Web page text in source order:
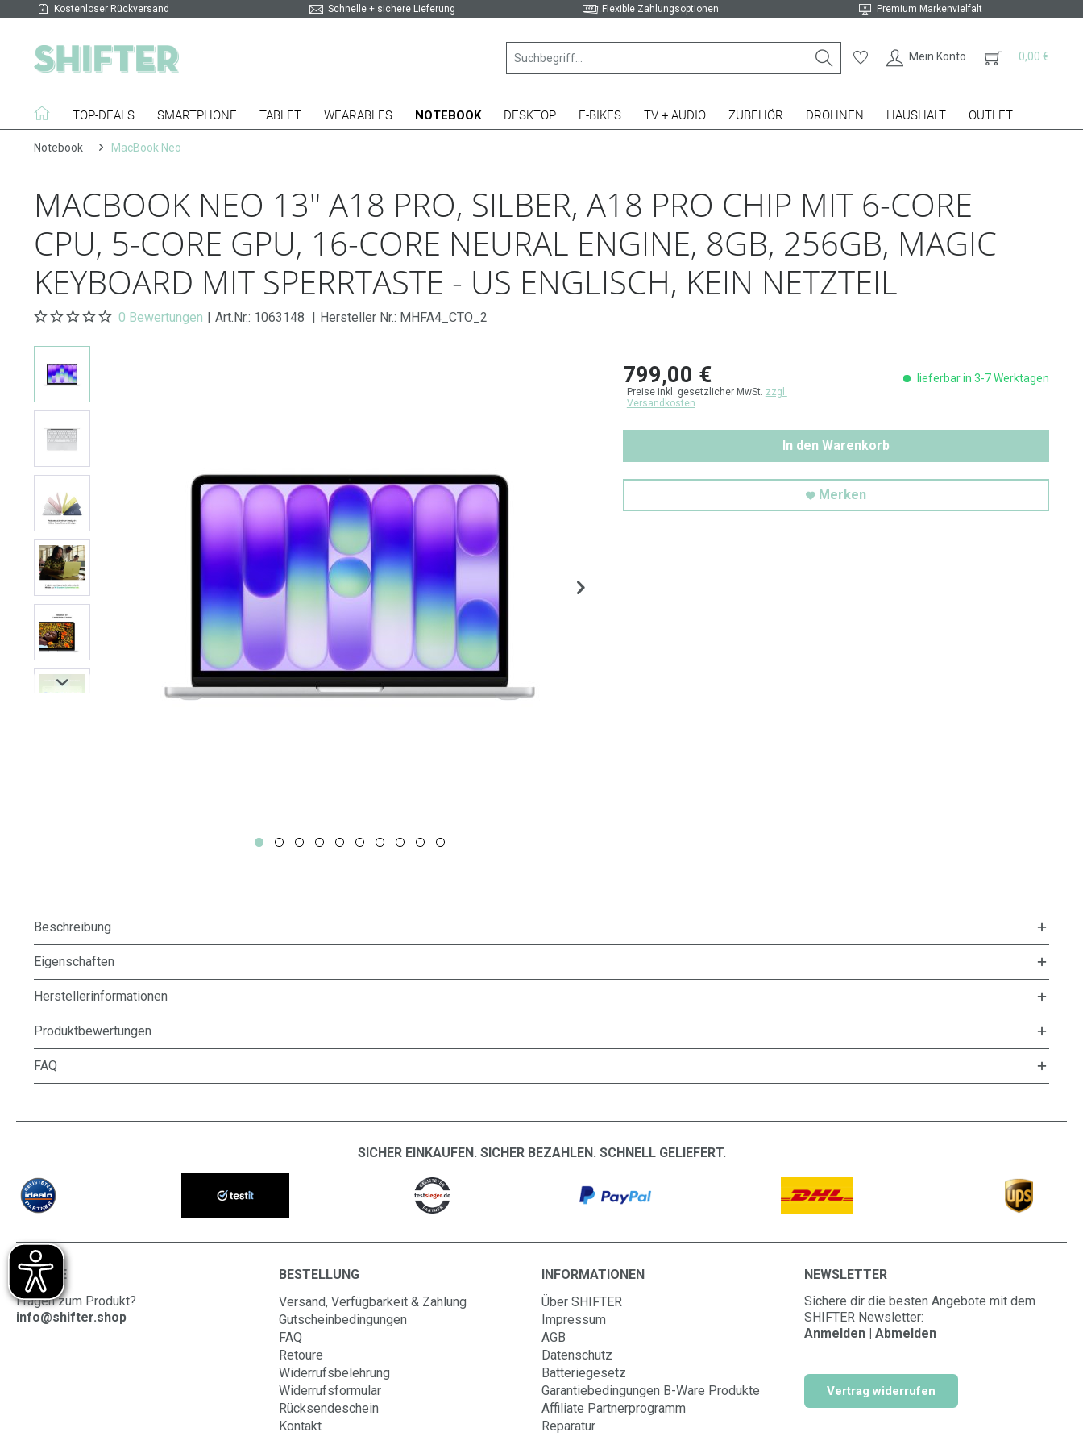
Kostenloser Rückversand Schnelle + sichere Lieferung Flexible Zahlungsoptionen Premium Markenvielfalt
Mein Konto 0,00 €
TOP-DEALS SMARTPHONE TABLET WEARABLES NOTEBOOK DESKTOP E-BIKES TV + AUDIO ZUBEHÖR DROHNEN HAUSHALT OUTLET
Notebook MacBook Neo
MACBOOK NEO 13" A18 PRO, SILBER, A18 PRO CHIP MIT 6-CORE
CPU, 5-CORE GPU, 16-CORE NEURAL ENGINE, 8GB, 256GB, MAGIC
KEYBOARD MIT SPERRTASTE - US ENGLISCH, KEIN NETZTEIL
0 Bewertungen | Art.Nr.: 1063148 | Hersteller Nr.: MHFA4_CTO_2
799,00 €
Preise inkl. gesetzlicher MwSt. zzgl.
Versandkosten
lieferbar in 3-7 Werktagen
In den Warenkorb
Merken
Beschreibung
Eigenschaften
Herstellerinformationen
Produktbewertungen
FAQ
SICHER EINKAUFEN. SICHER BEZAHLEN. SCHNELL GELIEFERT.
SERVICE
Fragen zum Produkt?
info@shifter.shop
BESTELLUNG
Versand, Verfügbarkeit & Zahlung
Gutscheinbedingungen
FAQ
Retoure
Widerrufsbelehrung
Widerrufsformular
Rücksendeschein
Kontakt
INFORMATIONEN
Über SHIFTER
Impressum
AGB
Datenschutz
Batteriegesetz
Garantiebedingungen B-Ware Produkte
Affiliate Partnerprogramm
Reparatur
NEWSLETTER
Sichere dir die besten Angebote mit dem
SHIFTER Newsletter:
Anmelden | Abmelden
Vertrag widerrufen